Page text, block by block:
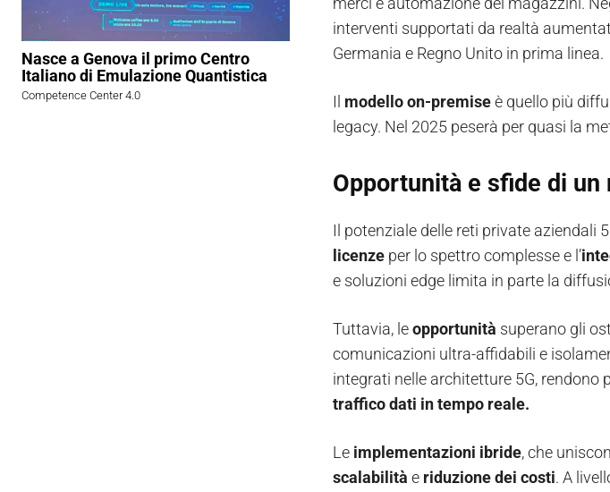
Nasce a Genova il primo Centro
Italiano di Emulazione Quantistica
Competence Center 4.0
interventi supportati da realtà
Germania e Regno Unito in prima linea.
Il modello on-premiseè quello più
legacy. Nel 2025 peserà per quasi la
Opportunità e sfide di
Il potenziale delle reti private aziendali
licenze per lo spettro complesse e l’
e soluzioni edge limita in parte la
Tuttavia, leopportunità superano gli
comunicazioni ultra-affidabili e
integrati nelle architetture 5G, rendono
traffico dati in tempo reale.
Le implementazioni ibride, che
scalabilità e riduzione dei costi. A